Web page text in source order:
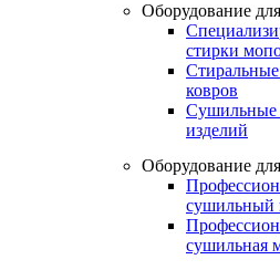
Оборудование
стирки
ковров
Сушильные
изделий
Оборудование
сушильный
сушильная